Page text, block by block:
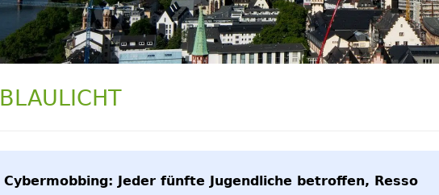
WELTWEIT
SCHLAGWORT:
BLAULICHT
Cybermobbing: Jeder fünfte Jugendliche betroffen, Resso